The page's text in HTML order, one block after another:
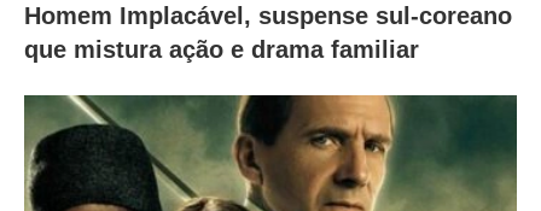
a
i
o
.
Homem Implacável, suspense sul-coreano
que mistura ação e drama familiar